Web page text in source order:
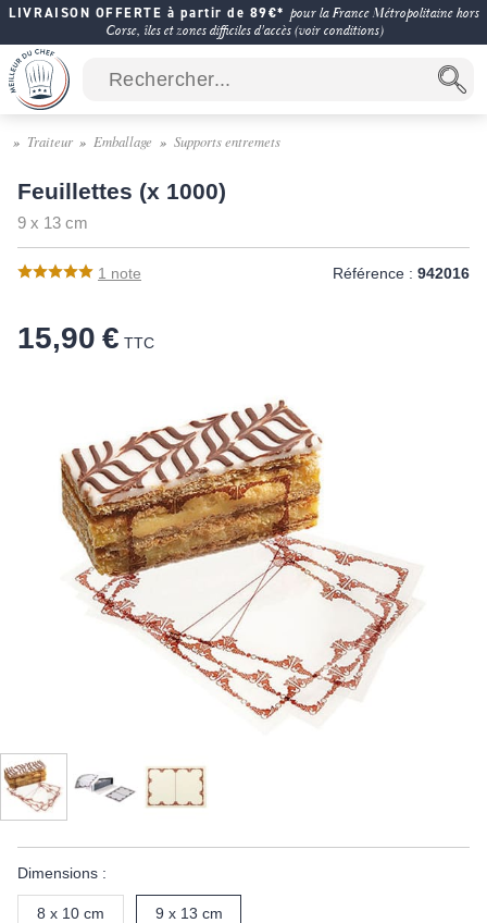
LIVRAISON OFFERTE à partir de 89€* pour la France Métropolitaine hors
Corse, îles et zones difficiles d'accès (voir conditions)
Traiteur Emballage Supports entremets
Feuillettes (x 1000)
9 x 13 cm
1 note Référence : 942016
15,90 € TTC
Dimensions :
8 x 10 cm 9 x 13 cm